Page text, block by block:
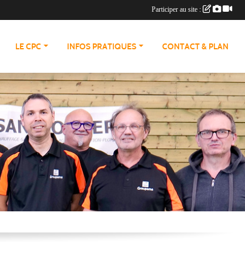
LE CPC INFOS PRATIQUES CONTACT & PLAN
Participer au site :